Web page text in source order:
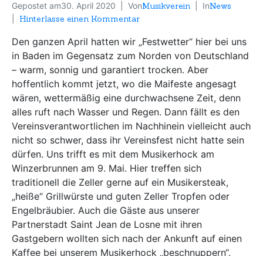
Gepostet am30. April 2020 VonMusikverein InNews
Hinterlasse einen Kommentar
Den ganzen April hatten wir „Festwetter“ hier bei uns
in Baden im Gegensatz zum Norden von Deutschland
– warm, sonnig und garantiert trocken. Aber
hoffentlich kommt jetzt, wo die Maifeste angesagt
wären, wettermäßig eine durchwachsene Zeit, denn
alles ruft nach Wasser und Regen. Dann fällt es den
Vereinsverantwortlichen im Nachhinein vielleicht auch
nicht so schwer, dass ihr Vereinsfest nicht hatte sein
dürfen. Uns trifft es mit dem Musikerhock am
Winzerbrunnen am 9. Mai. Hier treffen sich
traditionell die Zeller gerne auf ein Musikersteak,
„heiße“ Grillwürste und guten Zeller Tropfen oder
Engelbräubier. Auch die Gäste aus unserer
Partnerstadt Saint Jean de Losne mit ihren
Gastgebern wollten sich nach der Ankunft auf einen
Kaffee bei unserem Musikerhock „beschnuppern“.